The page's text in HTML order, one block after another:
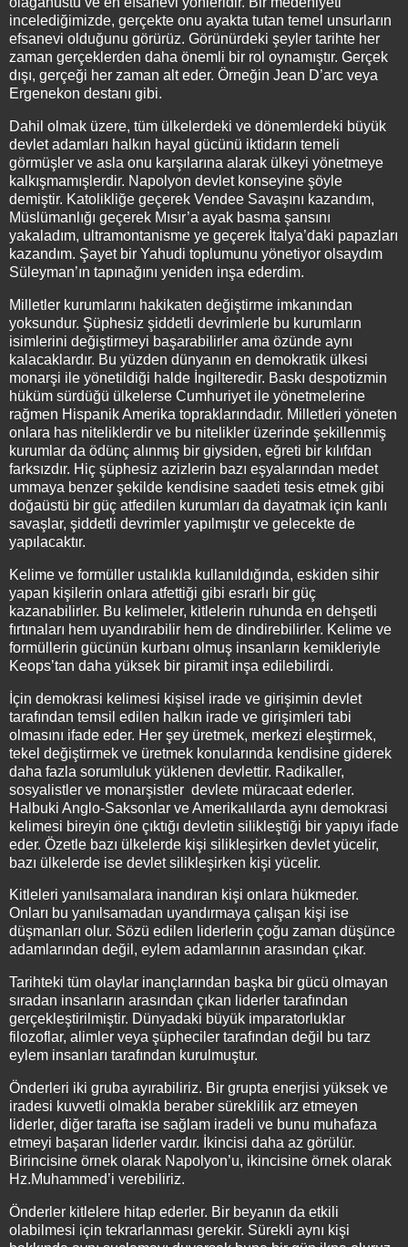
incelediğimizde, gerçekte onu ayakta tutan temel unsurların
efsanevi olduğunu görürüz. Görünürdeki şeyler tarihte her
zaman gerçeklerden daha önemli bir rol oynamıştır. Gerçek
dışı, gerçeği her zaman alt eder. Örneğin Jean D’arc veya
Ergenekon destanı gibi.
Dahil olmak üzere, tüm ülkelerdeki ve dönemlerdeki büyük
devlet adamları halkın hayal gücünü iktidarın temeli
görmüşler ve asla onu karşılarına alarak ülkeyi yönetmeye
kalkışmamışlerdir. Napolyon devlet konseyine şöyle
demiştir. Katolikliğe geçerek Vendee Savaşını kazandım,
Müslümanlığı geçerek Mısır’a ayak basma şansını
yakaladım, ultramontanisme ye geçerek İtalya’daki papazları
kazandım. Şayet bir Yahudi toplumunu yönetiyor olsaydım
Süleyman’ın tapınağını yeniden inşa ederdim.
Milletler kurumlarını hakikaten değiştirme imkanından
yoksundur. Şüphesiz şiddetli devrimlerle bu kurumların
isimlerini değiştirmeyi başarabilirler ama özünde aynı
kalacaklardır. Bu yüzden dünyanın en demokratik ülkesi
monarşi ile yönetildiği halde İngilteredir. Baskı despotizmin
hüküm sürdüğü ülkelerse Cumhuriyet ile yönetmelerine
rağmen Hispanik Amerika topraklarındadır. Milletleri yöneten
onlara has niteliklerdir ve bu nitelikler üzerinde şekillenmiş
kurumlar da ödünç alınmış bir giysiden, eğreti bir kılıfdan
farksızdır. Hiç şüphesiz azizlerin bazı eşyalarından medet
ummaya benzer şekilde kendisine saadeti tesis etmek gibi
doğaüstü bir güç atfedilen kurumları da dayatmak için kanlı
savaşlar, şiddetli devrimler yapılmıştır ve gelecekte de
yapılacaktır.
Kelime ve formüller ustalıkla kullanıldığında, eskiden sihir
yapan kişilerin onlara atfettiği gibi esrarlı bir güç
kazanabilirler. Bu kelimeler, kitlelerin ruhunda en dehşetli
fırtınaları hem uyandırabilir hem de dindirebilirler. Kelime ve
formüllerin gücünün kurbanı olmuş insanların kemikleriyle
Keops’tan daha yüksek bir piramit inşa edilebilirdi.
İçin demokrasi kelimesi kişisel irade ve girişimin devlet
tarafından temsil edilen halkın irade ve girişimleri tabi
olmasını ifade eder. Her şey üretmek, merkezi eleştirmek,
tekel değiştirmek ve üretmek konularında kendisine giderek
daha fazla sorumluluk yüklenen devlettir. Radikaller,
sosyalistler ve monarşistler devlete müracaat ederler.
Halbuki Anglo-Saksonlar ve Amerikalılarda aynı demokrasi
kelimesi bireyin öne çıktığı devletin silikleştiği bir yapıyı ifade
eder. Özetle bazı ülkelerde kişi silikleşirken devlet yücelir,
bazı ülkelerde ise devlet silikleşirken kişi yücelir.
Kitleleri yanılsamalara inandıran kişi onlara hükmeder.
Onları bu yanılsamadan uyandırmaya çalışan kişi ise
düşmanları olur. Sözü edilen liderlerin çoğu zaman düşünce
adamlarından değil, eylem adamlarının arasından çıkar.
Tarihteki tüm olaylar inançlarından başka bir gücü olmayan
sıradan insanların arasından çıkan liderler tarafından
gerçekleştirilmiştir. Dünyadaki büyük imparatorluklar
filozoflar, alimler veya şüpheciler tarafından değil bu tarz
eylem insanları tarafından kurulmuştur.
Önderleri iki gruba ayırabiliriz. Bir grupta enerjisi yüksek ve
iradesi kuvvetli olmakla beraber süreklilik arz etmeyen
liderler, diğer tarafta ise sağlam iradeli ve bunu muhafaza
etmeyi başaran liderler vardır. İkincisi daha az görülür.
Birincisine örnek olarak Napolyon’u, ikincisine örnek olarak
Hz.Muhammed’i verebiliriz.
Önderler kitlelere hitap ederler. Bir beyanın da etkili
olabilmesi için tekrarlanması gerekir. Sürekli aynı kişi